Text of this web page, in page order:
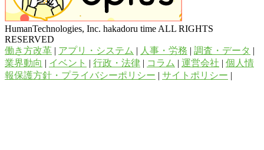
HumanTechnologies, Inc. hakadoru time ALL RIGHTS
RESERVED
働き方改革 | アプリ・システム | 人事・労務 | 調査・データ |
業界動向 | イベント | 行政・法律 | コラム | 運営会社 | 個人情
報保護方針・プライバシーポリシー | サイトポリシー |